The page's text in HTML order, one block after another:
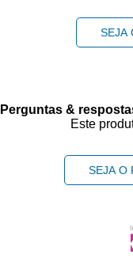
SEJA
Perguntas &
Este
SEJA O